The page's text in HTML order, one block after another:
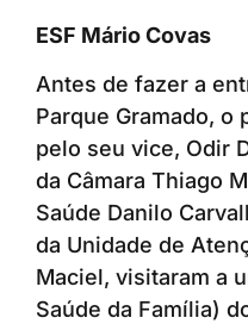
ESF Mário Covas
Antes de fazer a
Parque Gramado, o
pelo seu vice, Odir
da Câmara Thiago
Saúde Danilo
da Unidade de
Maciel, visitaram a
Saúde da Família)